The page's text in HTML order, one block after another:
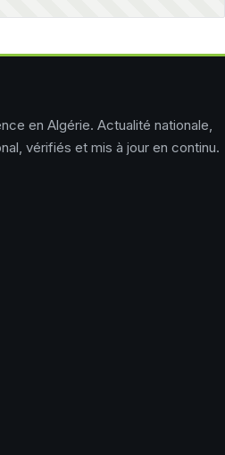
en Algérie. Actualité nationale,
vérifiés et mis à jour en continu.